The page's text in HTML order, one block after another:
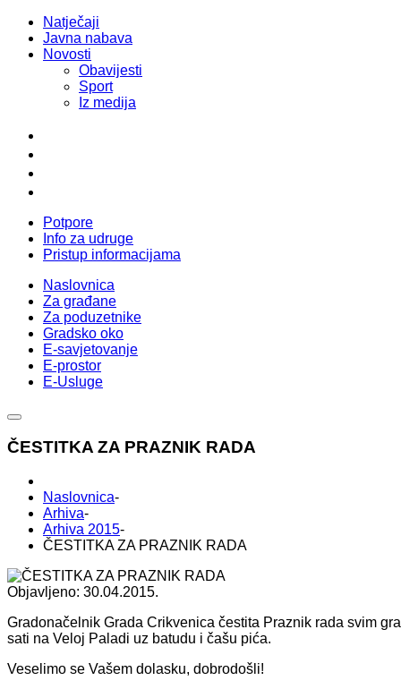
Natječaji
Javna nabava
Novosti
Obavijesti
Sport
Iz medija
Potpore
Info za udruge
Pristup informacijama
Naslovnica
Za građane
Za poduzetnike
Gradsko oko
E-savjetovanje
E-prostor
E-Usluge
ČESTITKA ZA PRAZNIK RADA
Naslovnica-
Arhiva-
Arhiva 2015-
ČESTITKA ZA PRAZNIK RADA
Objavljeno: 30.04.2015.
Gradonačelnik Grada Crikvenica čestita Praznik rada svim
sati na Veloj Paladi uz batudu i čašu pića.
Veselimo se Vašem dolasku, dobrodošli!